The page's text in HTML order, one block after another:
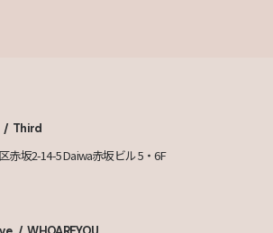
Third
赤坂2-14-5 Daiwa赤坂ビル 5・6F